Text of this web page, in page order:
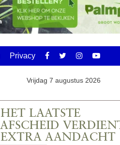
Privacy
Vrijdag 7 augustus 2026